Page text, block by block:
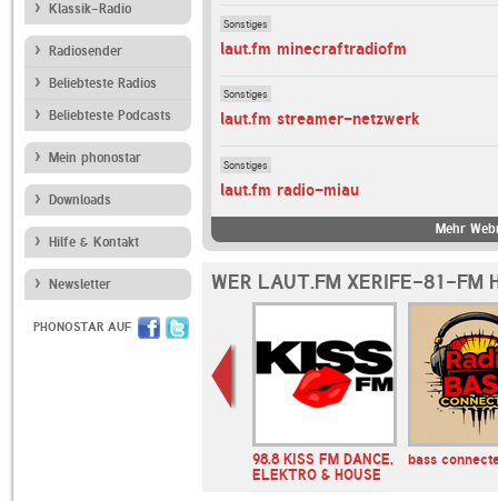
Klassik-Radio
Radiosender
Beliebteste Radios
Beliebteste Podcasts
Mein phonostar
Downloads
Hilfe & Kontakt
Newsletter
PHONOSTAR AUF
Sonstiges
laut.fm minecraftradiofm
Sonstiges
laut.fm streamer-netzwerk
Sonstiges
laut.fm radio-miau
Mehr
WER LAUT.FM XERIFE-81-FM
98.8 KISS FM DANCE,
ELEKTRO & HOUSE
bass